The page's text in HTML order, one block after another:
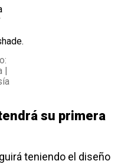
su primera
teniendo el diseño